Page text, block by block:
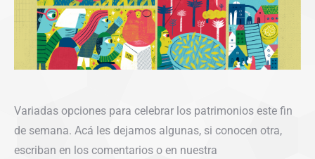
Variadas opciones para celebrar los patrimonios este fin
de semana. Acá les dejamos algunas, si conocen otra,
escriban en los comentarios o en nuestra